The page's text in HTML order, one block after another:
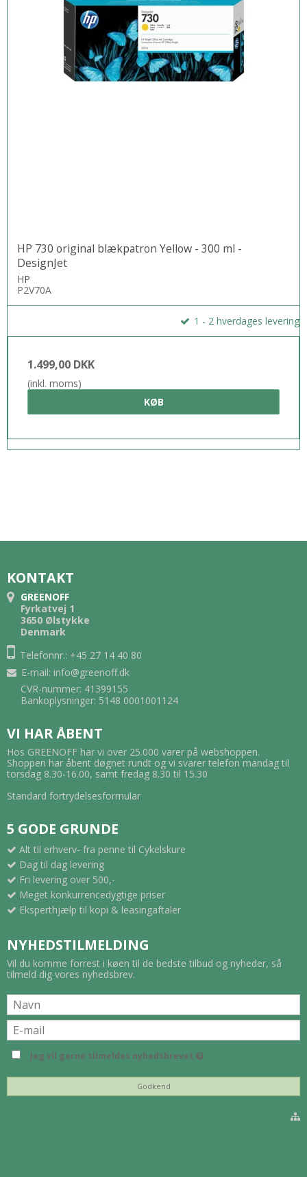
HP 730 original blækpatron Yellow - 300 ml -
DesignJet
HP
P2V70A
1 - 2 hverdages levering
1.499,00 DKK
(inkl. moms)
KØB
KONTAKT
GREENOFF
Fyrkatvej 1
3650 Ølstykke
Denmark
Telefonnr.: +45 27 14 40 80
E-mail: info@greenoff.dk
CVR-nummer: 41399155
Bankoplysninger: 5148 0001001124
VI HAR ÅBENT
Hos GREENOFF har vi over 25.000 varer på webshoppen.
Shoppen har åbent døgnet rundt og vi svarer telefon mandag til
torsdag 8.30-16.00, samt fredag 8.30 til 15.30
Standard fortrydelsesformular
5 GODE GRUNDE
Alt til erhverv- fra penne til Cykelskure
Dag til dag levering
Fri levering over 500,-
Meget konkurrencedygtige priser
Eksperthjælp til kopi & leasingaftaler
NYHEDSTILMELDING
Vil du komme forrest i køen til de bedste tilbud og nyheder, så
tilmeld dig vores nyhedsbrev.
Jeg vil gerne tilmeldes nyhedsbrevet
Godkend